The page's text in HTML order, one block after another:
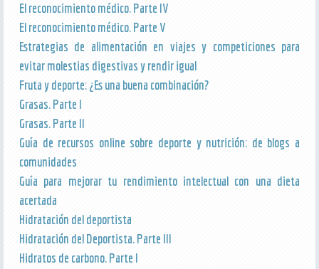
El reconocimiento médico. Parte IV
El reconocimiento médico. Parte V
Estrategias de alimentación en viajes y competiciones para
evitar molestias digestivas y rendir igual
Fruta y deporte: ¿Es una buena combinación?
Grasas. Parte I
Grasas. Parte II
Guía de recursos online sobre deporte y nutrición: de blogs a
comunidades
Guía para mejorar tu rendimiento intelectual con una dieta
acertada
Hidratación del deportista
Hidratación del Deportista. Parte III
Hidratos de carbono. Parte I